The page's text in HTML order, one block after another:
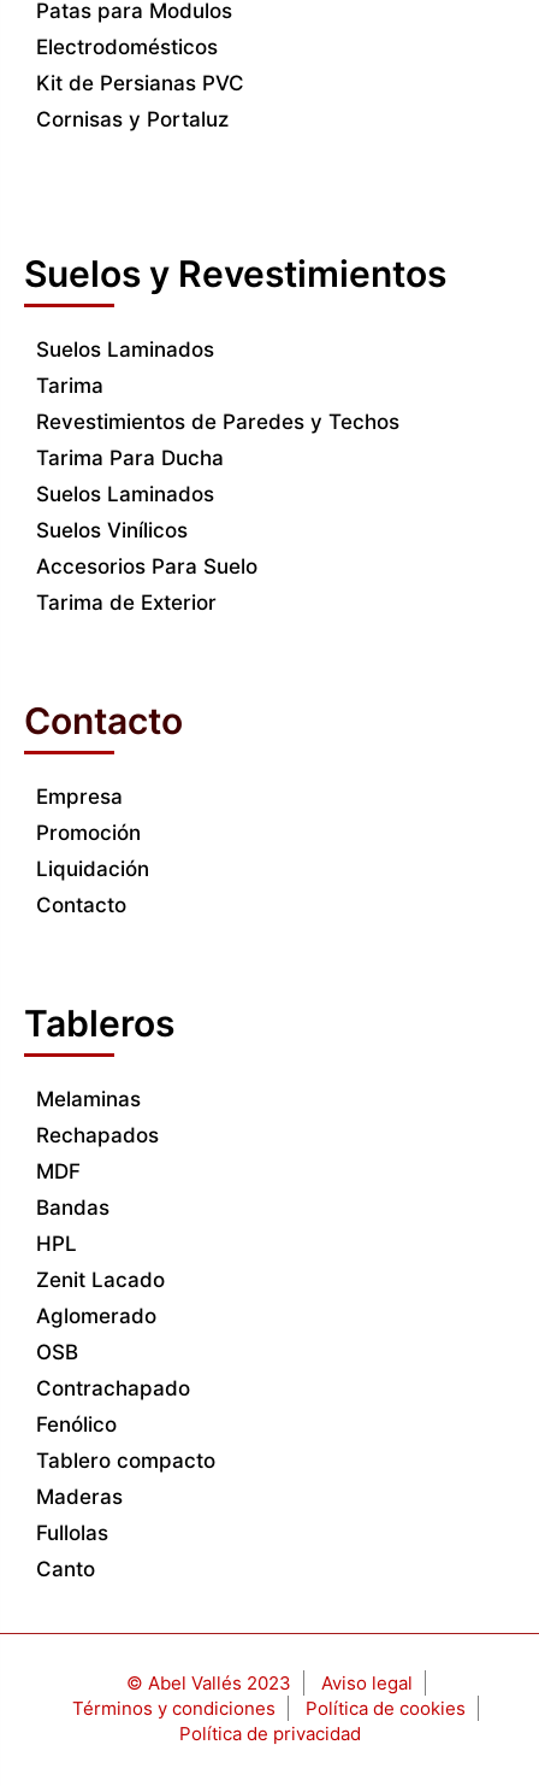
Patas para Modulos
Electrodomésticos
Kit de Persianas PVC
Cornisas y Portaluz
Suelos y Revestimientos
Suelos Laminados
Tarima
Revestimientos de Paredes y Techos
Tarima Para Ducha
Suelos Laminados
Suelos Vinílicos
Accesorios Para Suelo
Tarima de Exterior
Contacto
Empresa
Promoción
Liquidación
Contacto
Tableros
Melaminas
Rechapados
MDF
Bandas
HPL
Zenit Lacado
Aglomerado
OSB
Contrachapado
Fenólico
Tablero compacto
Maderas
Fullolas
Canto
© Abel Vallés 2023
Aviso legal
Términos y condiciones
Política de cookies
Política de privacidad